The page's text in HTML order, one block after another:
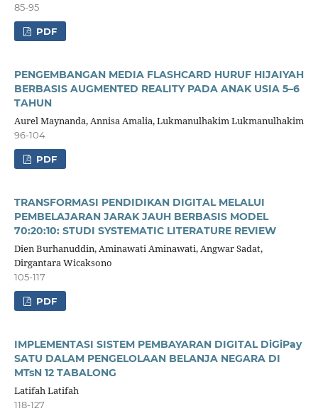
85-95
PDF
PENGEMBANGAN MEDIA FLASHCARD HURUF HIJAIYAH
BERBASIS AUGMENTED REALITY PADA ANAK USIA 5–6
TAHUN
Aurel Maynanda, Annisa Amalia, Lukmanulhakim Lukmanulhakim
96-104
PDF
TRANSFORMASI PENDIDIKAN DIGITAL MELALUI
PEMBELAJARAN JARAK JAUH BERBASIS MODEL
70:20:10: STUDI SYSTEMATIC LITERATURE REVIEW
Dien Burhanuddin, Aminawati Aminawati, Angwar Sadat,
Dirgantara Wicaksono
105-117
PDF
IMPLEMENTASI SISTEM PEMBAYARAN DIGITAL DiGiPay
SATU DALAM PENGELOLAAN BELANJA NEGARA DI
MTsN 12 TABALONG
Latifah Latifah
118-127